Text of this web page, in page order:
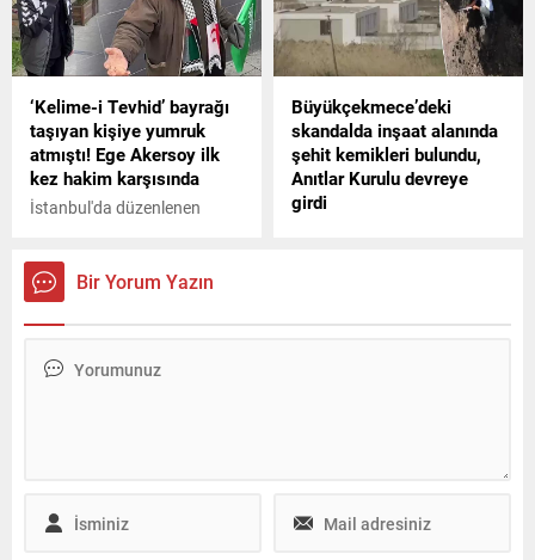
Olayı gerçekleştiren şüpheli
garson polis ekipleri
tarafından gözaltına alındı.
Veli Aktaş (17) hayatını
kaybetti.
‘Kelime-i Tevhid’ bayrağı
taşıyan kişiye yumruk
atmıştı! Ege Akersoy ilk
kez hakim karşısında
İstanbul'da düzenlenen
taşıyan İsmail Aydemir'e
yumruk attığı gerekçesiyle 17
gün tutuklu kalan 25
öğrencisi Ege Akersoy, 4 yıla
Büyükçekmece’deki
skandalda inşaat alanında
şehit kemikleri bulundu,
Anıtlar Kurulu devreye
girdi
villalarla ilgili yeni bir detay
Muhabiri Serdar Er aktardı.
Bir Yorum Yazın